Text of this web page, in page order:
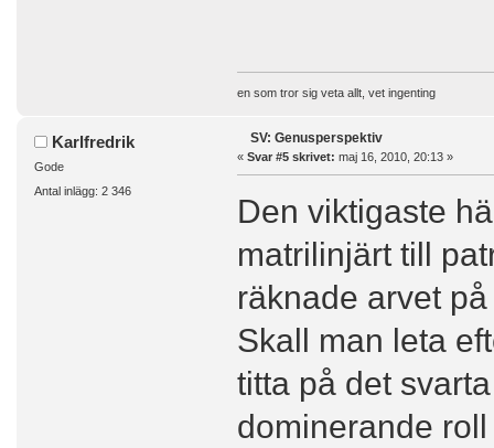
en som tror sig veta allt, vet ingenting
Karlfredrik
Gode
Antal inlägg: 2 346
SV: Genusperspektiv
« Svar #5 skrivet: maj 16, 2010, 20:13 »
Den viktigaste
matrilinjärt till
räknade arvet
Skall man leta
titta på det
dominerande